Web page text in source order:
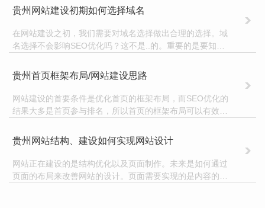
记忆的..域名用户会直接输出，节省用户的搜索时间。那我
们在网站建设之初如何选择域名呢？让我们先知道！一、域
名的品牌效应域名是网站的网址，所以在选择域名的时候，
与
贵州网站建设初期如何选择域名
在网站建设之初，我们需要对域名选择做出合理的选择。域
名选择不会影响SEO优化吗？这不是..的。重要的是要知道
记忆的..域名用户会直接输出，节省用户的搜索时间。那我
们在网站建设之初如何选择域名呢？让我们先知道！一、域
名的品牌效应域名是网站的网址，所以在选择域名的时候，
与
贵州首页框架布局/网站建设思路
网站建设的首要条件是优化首页的框架布局，而SEO优化的
结果大多是首页参与排名，所以首页的框架布局可以有效引
意哪些点呢？给你的一个想法！优化的目的是通过页面的设
计有效提升网站的用户体验和粘性，高质量的页面具有时效
性和权威性。所以，对于首页的框架布局，有必要做以下的
思维布
贵州网站结构、建设如何实现网站设计
网站正在建设的是结构优化以及页面制作。未来是如何通过
页面的布局来改善网站的设计。页面需要实现的是内容的召